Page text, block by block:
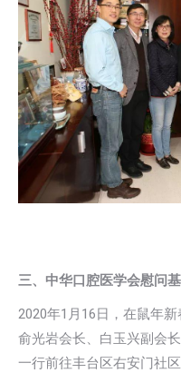
三、中华口腔医学会慰问
2020年1月16日，在鼠年
俞光岩会长、白玉兴副会
一行前往丰台区右安门社